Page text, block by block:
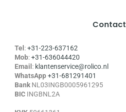
Contact
Tel :+31-223-637162
Mob:+31-636044420
Email : klantenservice@rolico.nl
WhatsApp+31-681291401
Bank NL03INGB0005961295
BIC INGBNL2A